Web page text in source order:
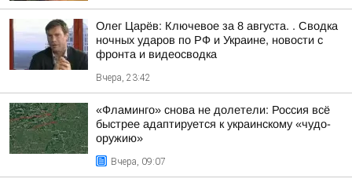
Олег Царёв: Ключевое за 8 августа. . Сводка
ночных ударов по РФ и Украине, новости с
фронта и видеосводка
Вчера, 23:42
«Фламинго» снова не долетели: Россия всё
быстрее адаптируется к украинскому «чудо-
оружию»
Вчера, 09:07